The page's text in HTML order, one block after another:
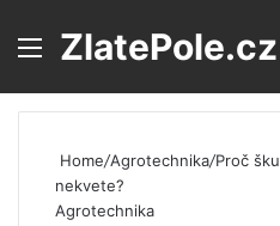
Menu
ZlatePole.cz
Home/Agrotechnika/Proč
nekvete?
Agrotechnika